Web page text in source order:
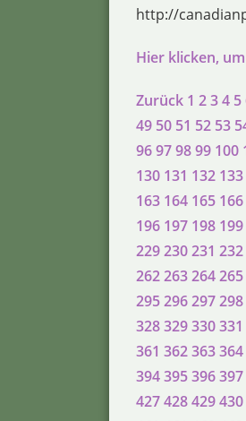
http://
Hier klicken,
Zurück 1 234 5
49 50 51 52 53
96979899 100
130 131 132 133
163 164 165 166
196 197 198 199
229230231 232
262263264265
295296297298
328329330331
361 362363364
394395396397
427428429430